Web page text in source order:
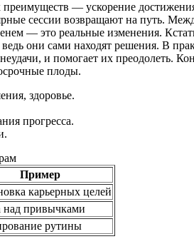
— ускорение
сессии возвращают на путь.
— это реальные изменения.
они сами находят решения. В
и помогает их преодолеть.
плоды.
здоровье.
прогресса.
Пример
карьерных целей
над привычками
рутины